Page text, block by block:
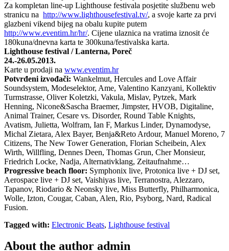
Za kompletan line-up Lighthouse festivala posjetite službenu web
stranicu na http://www.lighthousefestival.tv/, a svoje karte za prvi
glazbeni vikend bijeg na obalu kupite putem
http://www.eventim.hr/hr/. Cijene ulaznica na vratima iznosit će
180kuna/dnevna karta te 300kuna/festivalska karta.
Lighthouse festival / Lanterna, Poreč
24.-26.05.2013.
Karte u prodaji na www.eventim.hr
Potvrđeni izvođači: Wankelmut, Hercules and Love Affair
Soundsystem, Modeselektor, Ame, Valentino Kanzyani, Kollektiv
Turmstrasse, Oliver Koletzki, Vakula, Mislav, Pytzek, Mark
Henning, Nicone&Sascha Braemer, Jimpster, HVOB, Digitaline,
Animal Trainer, Cesare vs. Disorder, Round Table Knights,
Avatism, Julietta, Wolfram, Ian F, Markus Linder, Dynamodyse,
Michal Zietara, Alex Bayer, Benja&Reto Ardour, Manuel Moreno, 7
Citizens, The New Tower Generation, Florian Scheibein, Alex
Wirth, Willfling, Dennes Deen, Thomas Grun, Cher Monsieur,
Friedrich Locke, Nadja, Alternativklang, Zeitaufnahme…
Progressive beach floor: Symphonix live, Protonica live + DJ set,
Aerospace live + DJ set, Vaishiyas live, Terranostra, Alezzaro,
Tapanov, Riodario & Neonsky live, Miss Butterfly, Philharmonica,
Wolle, Izton, Cougar, Caban, Alen, Rio, Psyborg, Nard, Radical
Fusion.
Tagged with: Electronic Beats, Lighthouse festival
About the author admin